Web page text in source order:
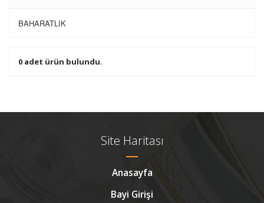
BAHARATLIK
0 adet ürün bulundu.
Site Haritası
Anasayfa
Bayi Girişi